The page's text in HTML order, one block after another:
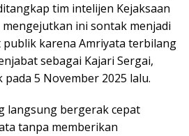
tim intelijen Kejaksaan
ini sontak menjadi
karena Amriyata terbilang
sebagai Kajari Sergai,
5 November 2025 lalu.
langsung bergerak cepat
tanpa memberikan